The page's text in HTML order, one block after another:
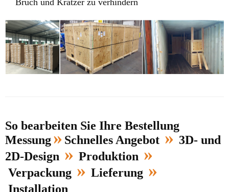
So bearbeiten Sie Ihre Bestellung
Messung» Schnelles Angebot » 3D- und
2D-Design » Produktion »
Verpackung » Lieferung »
Installation